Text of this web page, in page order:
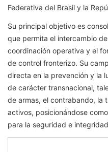
Federativa del Brasil y la
Su principal objetivo es
que permita el intercambio
coordinación operativa y el
de control fronterizo. Su
directa en la prevención y la
de carácter transnacional,
de armas, el contrabando, la
activos, posicionándose
para la seguridad e